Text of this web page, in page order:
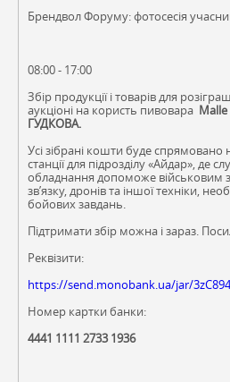
Брендвол Форуму: фотосесія
08:00 - 17:00
Збір продукції і товарів для
аукціоні на користь пивовара
ГУДКОВА.
Усі зібрані кошти буде спрямовано
станції для підрозділу «Айдар», де
обладнання допоможе військовим
зв’язку, дронів та іншої техніки,
бойових завдань.
Підтримати збір можна і зараз.
Реквізити:
https://send.monobank.ua/jar/
Номер картки банки:
4441 1111 2733 1936